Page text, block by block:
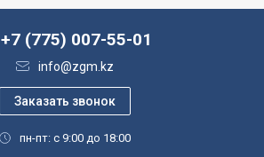
+7 (775) 007-55-01
info@zgm.kz
пн-пт: с 9:00 до 18:00